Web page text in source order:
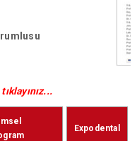
Expodental